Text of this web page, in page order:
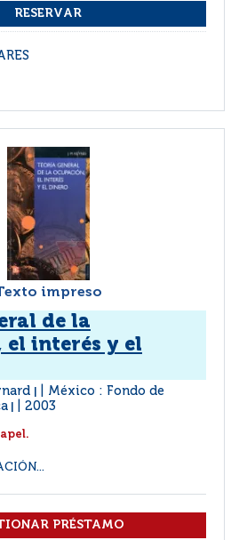
impreso
de la
el interés y el
México : Fondo de
2003